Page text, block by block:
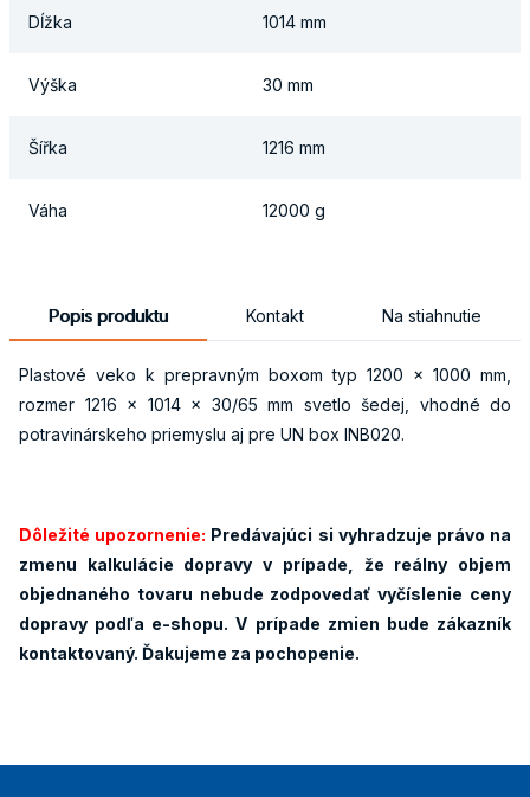
Dĺžka 1014 mm
Výška 30 mm
Šířka 1216 mm
Váha 12000 g
Popis produktu Kontakt Na stiahnutie
Plastové veko k prepravným boxom typ 1200 x 1000 mm,
rozmer 1216 x 1014 x 30/65 mm svetlo šedej, vhodné do
potravinárskeho priemyslu aj pre UN box INB020.
Dôležité upozornenie: Predávajúci si vyhradzuje právo na
zmenu kalkulácie dopravy v prípade, že reálny objem
objednaného tovaru nebude zodpovedať vyčíslenie ceny
dopravy podľa e-shopu. V prípade zmien bude zákazník
kontaktovaný. Ďakujeme za pochopenie.